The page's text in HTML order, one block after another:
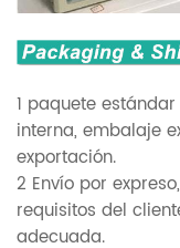
1 paquete
interna, embalaje
exportación.
2 Envío por
requisitos del
adecuada.